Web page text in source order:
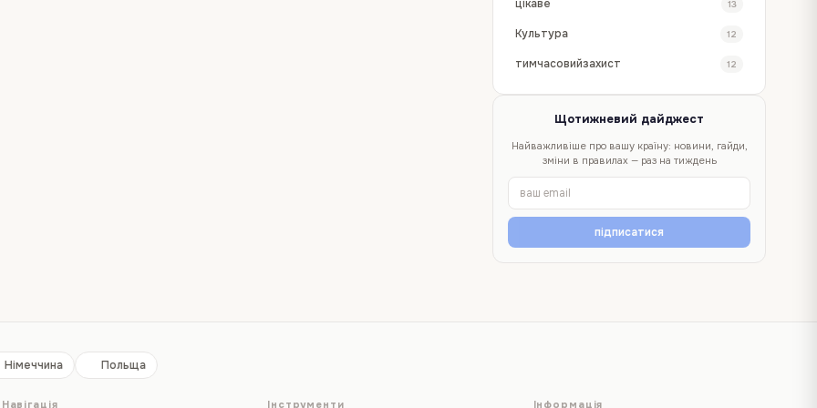
цікаве 13
Культура 12
тимчасовийзахист 12
Щотижневий дайджест
Найважливіше про вашу країну: новини, гайди,
зміни в правилах — раз на тиждень
підписатися
Німеччина Польща
Навігація Інструменти Інформація